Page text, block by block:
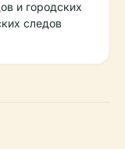
и городских
следов